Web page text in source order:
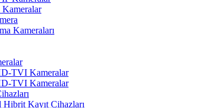
Kameralar
Kameraları
TVI Kameralar
TVI Kameralar
Kayıt Cihazları